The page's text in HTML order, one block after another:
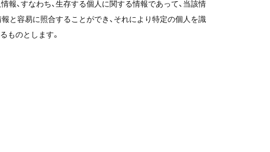
、すなわち、生存する個人に関する情報であって、当該情
と容易に照合することができ、それにより特定の個人を識
ものとします。